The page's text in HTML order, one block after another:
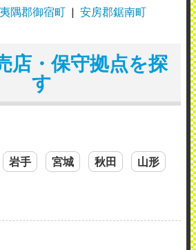
夷隅郡御宿町 安房郡鋸南町
店・保守拠点を探
す
岩手 宮城 秋田 山形